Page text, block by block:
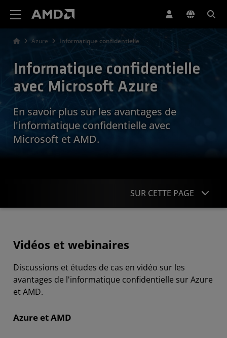
Azure Informatique confidentielle
Informatique confidentielle
avec Microsoft Azure
En savoir plus sur les avantages de
l'informatique confidentielle avec
Microsoft et AMD.
SUR CETTE PAGE
Présentations de solutions et e-books
Ressources
Vidéos et webinaires
Discussions et études de cas en vidéo sur les
avantages de l'informatique confidentielle sur Azure
et AMD.
Azure et AMD